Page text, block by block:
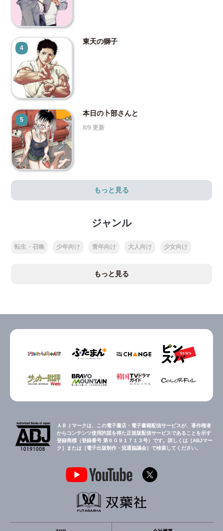
4
東天の獅子
5
本日の卜部さんと
8/9 更新
もっと見る
ジャンル
転生・召喚 少年向け 青年向け 大人向け 少女向け
もっと見る
ＡＢＪマークは、この電子書店・電子書籍配信サービスが、著作権者
からコンテンツ使用許諾を得た正規版配信サービスであることを示す
登録商標（登録番号 第６０９１７１３号）です。詳しくは［ABJマー
ク］または［電子出版制作・流通協議会］で検索してください。